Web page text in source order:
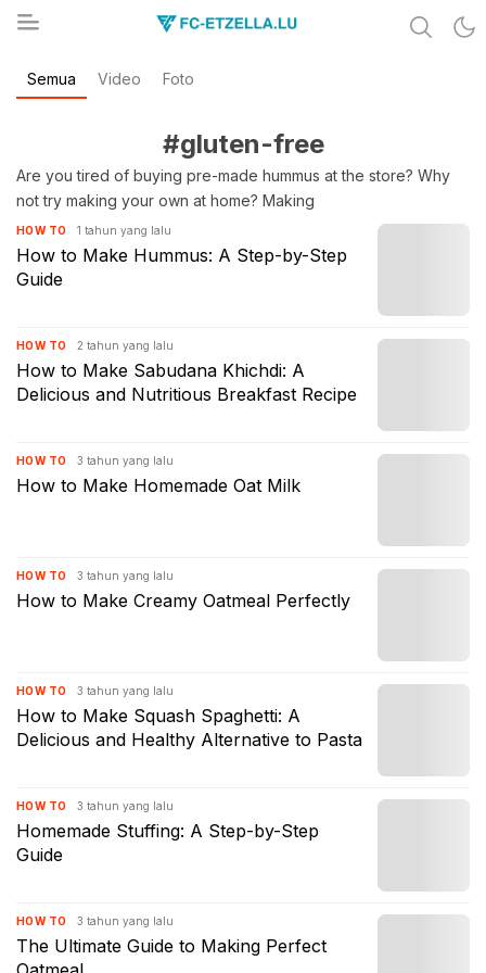
FC-ETZELLA.LU
Share & Learn The World
Semua Video Foto
#gluten-free
Are you tired of buying pre-made hummus at the store? Why
not try making your own at home? Making
HOW TO 1 tahun yang lalu
How to Make Hummus: A Step-by-Step
Guide
HOW TO 2 tahun yang lalu
How to Make Sabudana Khichdi: A
Delicious and Nutritious Breakfast Recipe
HOW TO 3 tahun yang lalu
How to Make Homemade Oat Milk
HOW TO 3 tahun yang lalu
How to Make Creamy Oatmeal Perfectly
HOW TO 3 tahun yang lalu
How to Make Squash Spaghetti: A
Delicious and Healthy Alternative to Pasta
HOW TO 3 tahun yang lalu
Homemade Stuffing: A Step-by-Step
Guide
HOW TO 3 tahun yang lalu
The Ultimate Guide to Making Perfect